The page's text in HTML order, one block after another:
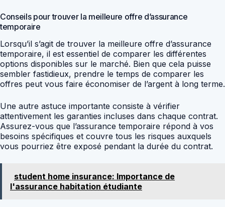
Conseils pour trouver la meilleure offre d’assurance
temporaire
Lorsqu’il s’agit de trouver la meilleure offre d’assurance
temporaire, il est essentiel de comparer les différentes
options disponibles sur le marché. Bien que cela puisse
sembler fastidieux, prendre le temps de comparer les
offres peut vous faire économiser de l’argent à long terme.
Une autre astuce importante consiste à vérifier
attentivement les garanties incluses dans chaque contrat.
Assurez-vous que l’assurance temporaire répond à vos
besoins spécifiques et couvre tous les risques auxquels
vous pourriez être exposé pendant la durée du contrat.
student home insurance: Importance de
l'assurance habitation étudiante